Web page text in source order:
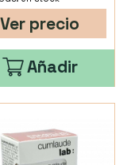
Ver precio
Añadir